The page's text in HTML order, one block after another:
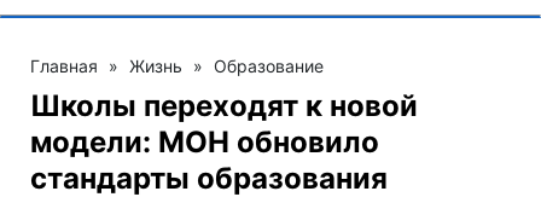
Главная » Жизнь » Образование
Школы переходят к новой
модели: МОН обновило
стандарты образования